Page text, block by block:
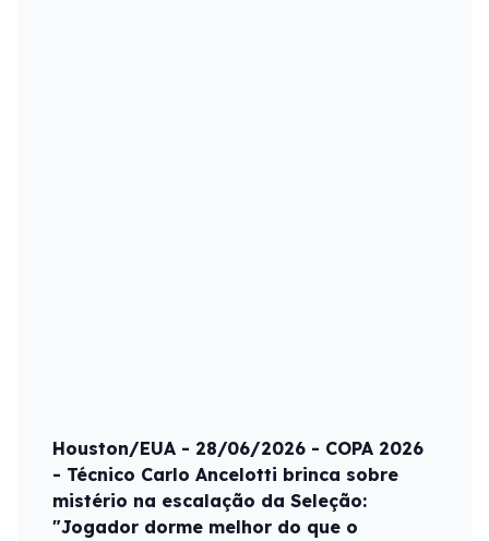
Houston/EUA - 28/06/2026 - COPA 2026
- Técnico Carlo Ancelotti brinca sobre
mistério na escalação da Seleção:
"Jogador dorme melhor do que o